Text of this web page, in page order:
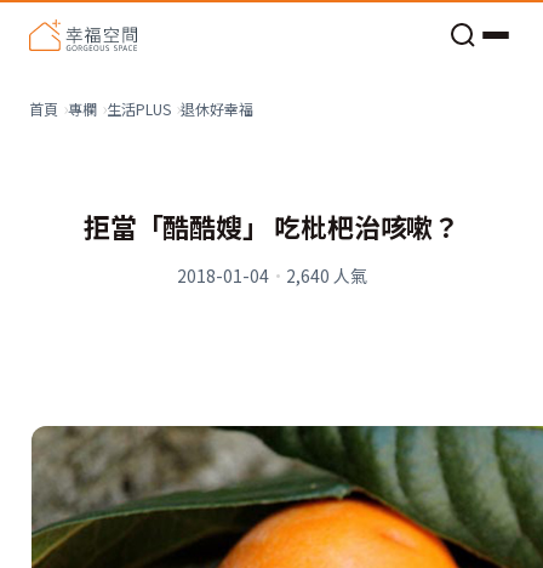
首頁 專欄 生活PLUS 退休好幸福
拒當「酷酷嫂」 吃枇杷治咳嗽？
2018-01-04· 2,640 人氣